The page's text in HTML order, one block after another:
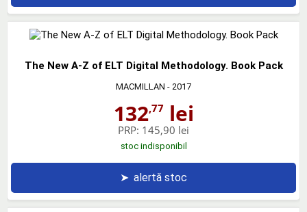
The New A-Z of ELT Digital Methodology. Book Pack
MACMILLAN - 2017
132,77lei
PRP: 145,90 lei
stoc indisponibil
➤ alertă stoc